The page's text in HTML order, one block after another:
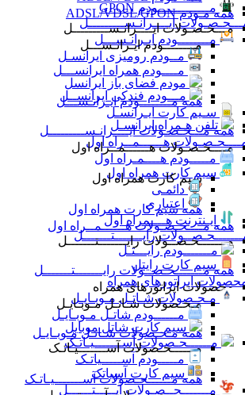
مـــــــــــــودم GPON
همه مـودم ADSL/VDSL/GPON
ایــــرانـســـــــــل
مـــحـصـولات ایــــرانـســـــــــل
مــــــــودم ایـرانـســـل
مــــــــودم ایـرانـســـل
مــودم رومیزی ایرانسـل
مــــودم همراه ایرانســـل
مودم فضای باز ایرانسل
مـــودم فندکی ایرانســل
همه مــــــــودم ایـرانـســـل
سـیم کارت ایـرانسـل
تلفن هـمراه ایرانسـل
همه مـــحـصـولات ایــــرانـســـــــــل
هــــــمــراه اول
مــــحـصـولات هــــــمــراه اول
مـــــودم هــــمـراه اول
سیم کارت همراه اول
سیم کارت همراه اول
دائمـی
اعتباری
همه سیم کارت همراه اول
ایـنترنت هــــمراه اول
همه مــــحـصـولات هــــــمــراه اول
رایـــــــتـــــــل
مـــــــحـصــولات رایـــــــتـــــــل
مـــــــودم رایـــتـل
سیم کارت رایتل
همه مـــــــحـصــولات رایـــــــتـــــــل
اپراتورهای همراه
محصولات اپراتورهای همراه
مـحـصولات شـاتـل مـوبـایـل
مـحـصولات شـاتـل مـوبـایـل
مــــــودم شاتـل مـوبـایـل
سیم کارت شاتل موبایل
همه مـحـصولات شـاتـل مـوبـایـل
مــــــحـصولات آســـــــیـاتـک
مــــــحـصولات آســـــــیـاتـک
مـــــودم آســـــیاتـک
سیم کارت آسیاتک
همه مــــــحـصولات آســـــــیـاتـک
مـــــــحــصـولات آپـــــتــــــل